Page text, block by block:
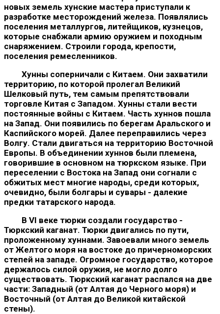
новых земель хунские мас­тера приступали к
разработке месторождений железа. Появля­лись
поселения металлургов, литейщиков, кузнецов,
которые снабжали армию оружием и походным
снаряжением. Строили города, крепости,
поселения ремесленников.
Хунны соперничали с Китаем. Они захватили
территорию, по которой пролегал Великий
Шелковый путь, тем самым пре­пятствовали
торговле Китая с Западом. Хунны стали вести
посто­янные войны с Китаем. Часть хуннов пошла
на Запад. Они поя­вились по берегам Аральского и
Каспийского морей. Далее пере­правились через
Волгу. Стали двигаться на территорию Вос­точной
Европы. В объединении хуннов были племена,
говорив­шие в основном на тюркском языке. При
переселении с Востока на Запад они согнали с
обжитых мест многие народы, среди ко­торых,
очевидно, были болгары и сувары - далекие
предки татар­ского народа.
В VI веке тюрки создали государство -
Тюркский каганат. Тюрки двигались по пути,
проложенному хуннами. Завоевали много земель
от Желтого моря на востоке до причерноморских
степей на западе. Огромное государство, которое
держалось си­лой оружия, не могло долго
существовать. Тюркский каганат распался на две
части: Западный (от Алтая до Черного моря) и
Восточный (от Алтая до Великой китайской
стены).